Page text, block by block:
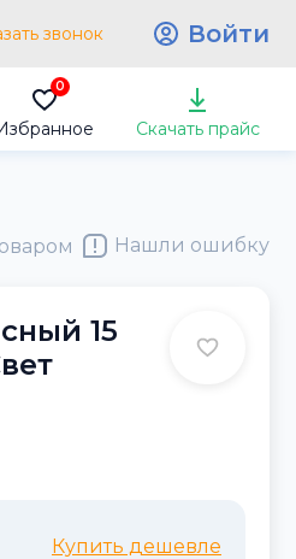
звонок Войти
0
Скачать прайс
Нашли ошибку
15
Купить дешевле